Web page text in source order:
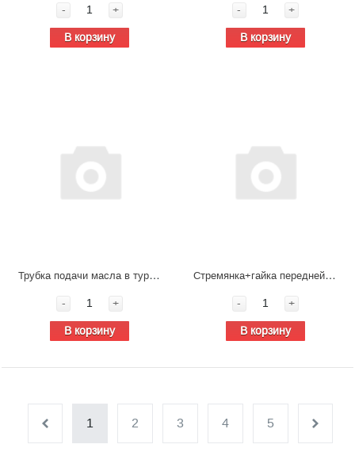
-
+
В корзину
-
+
В корзину
Трубка подачи масла в турбокомпрессор J7 CA6DM3-55E53
-
+
В корзину
Стремянка+гайка передней рессоры №2 FAW J7 2902411-48A/A+2902413-76A/C
-
+
В корзину
1 2 3 4 5